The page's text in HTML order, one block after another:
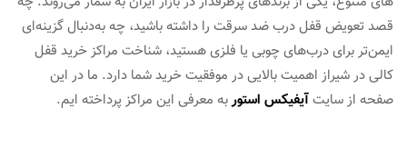
قصد تعویض قفل درب ضد سرقت را داشته باشید، چه به‌دنبال گزینه‌ای
ایمن‌تر برای درب‌های چوبی یا فلزی هستید، شناخت مراکز خرید قفل
کالی در شیراز اهمیت بالایی در موفقیت خرید شما دارد. ما در این
صفحه از سایتآیفیکس استوربه معرفی این مراکز پرداخته ایم.